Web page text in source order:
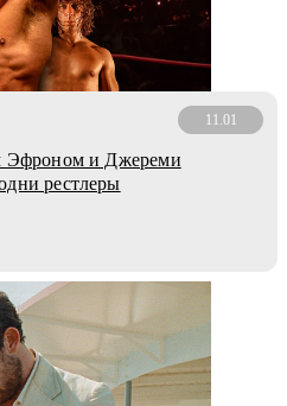
11.01
Эфроном и Джереми
рестлеры